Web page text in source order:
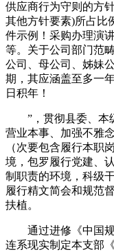
供应商行为守则的方
其他方针要素)所占比
件示例！采购办理演
等。关于公司部门范
公司、母公司、姊妹
期，其应涵盖至多一
日积年！
”，贯彻县委、本
营业本事、加强不雅
（次要包含履行本职
境，包罗履行党建、
制职责的环境，科级
履行精文简会和规范
扶植。
通过进修《中国规
连系现实制定本支部